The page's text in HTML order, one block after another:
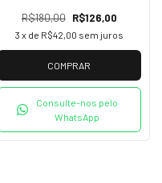
R$180,00 R$126,00
3 x de R$42,00 sem juros
COMPRAR
Consulte-nos pelo
WhatsApp